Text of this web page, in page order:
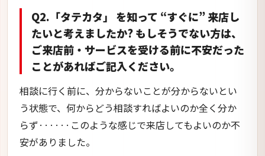
Q2.「タテカタ」 を知って “すぐに” 来店し
たいと考えましたか? もしそうでない方は、
ご来店前・サービスを受ける前に不安だった
ことがあればご記入ください。
相談に行く前に、分からないことが分からないとい
う状態で、何からどう相談すればよいのか全く分か
らず······このような感じで来店してもよいのか不
安がありました。